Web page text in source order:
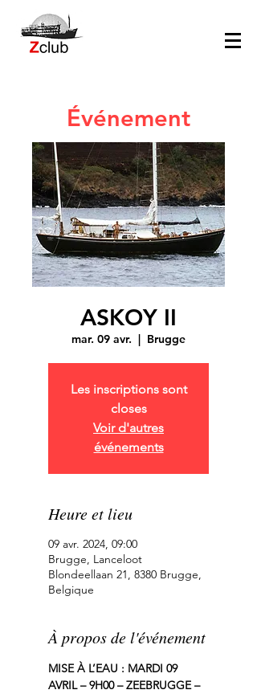
Événement
ASKOY II
mar. 09 avr.
  |
Brugge
Les inscriptions sont
closes
Voir d'autres
événements
Heure et lieu
09 avr. 2024, 09:00
Brugge, Lanceloot
Blondeellaan 21, 8380 Brugge,
Belgique
À propos de l'événement
MISE À L’EAU : MARDI 09
AVRIL – 9H00 – ZEEBRUGGE –